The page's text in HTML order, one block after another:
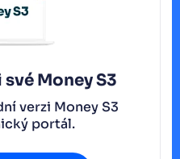
Money S3
verzi Money S3
portál.